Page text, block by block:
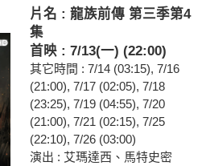
片名 : 龍族前傳 第三季第4
集
首映 : 7/13(一) (22:00)
其它時間 : 7/14 (03:15), 7/16
(21:00), 7/17 (02:05), 7/18
(23:25), 7/19 (04:55), 7/20
(21:00), 7/21 (02:15), 7/25
(22:10), 7/26 (03:00)
演出 : 艾瑪達西、馬特史密